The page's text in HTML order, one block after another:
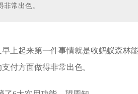
常出色。
上起来第一件事情就是收蚂蚁森林
付方面做得非常出色。